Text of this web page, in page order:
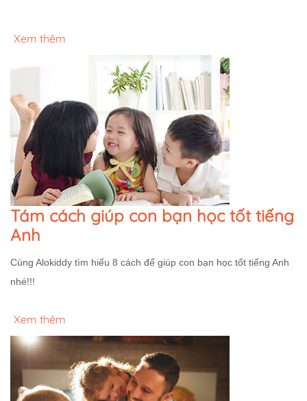
Xem thêm
Tám cách giúp con bạn học tốt tiếng
Anh
Cùng Alokiddy tìm hiểu 8 cách để giúp con bạn học tốt tiếng Anh
nhé!!!
Xem thêm